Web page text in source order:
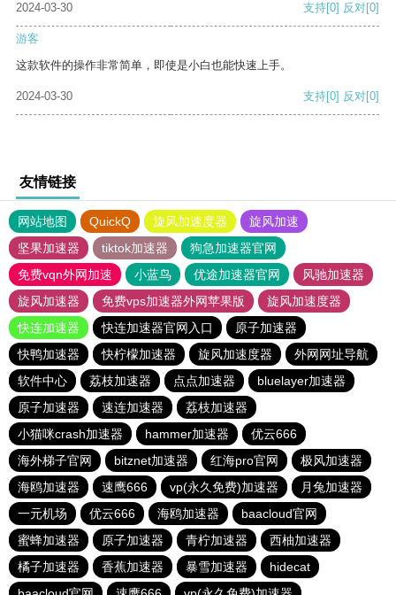
2024-03-30
支持[0] 反对[0]
游客
这款软件的操作非常简单，即使是小白也能快速上手。
2024-03-30 支持[0] 反对[0]
友情链接
网站地图 QuickQ 旋风加速度器
旋风加速
坚果加速器
tiktok加速器
狗急加速器官网
免费vqn外网加速
小蓝鸟 优途加速器官网
风驰加速器
旋风加速器
免费vps加速器外网苹果版
旋风加速度器
快连加速器
快连加速器官网入口
原子加速器
快鸭加速器
快柠檬加速器 旋风加速度器
外网网址导航
软件中心
荔枝加速器 点点加速器
bluelayer加速器
原子加速器
速连加速器
荔枝加速器
小猫咪crash加速器
hammer加速器
优云666
海外梯子官网
bitznet加速器 红海pro官网
极风加速器
海鸥加速器
速鹰666 vp(永久免费)加速器
月兔加速器
一元机场
优云666 海鸥加速器
baacloud官网
蜜蜂加速器
原子加速器 青柠加速器
西柚加速器
橘子加速器
香蕉加速器 暴雪加速器
hidecat